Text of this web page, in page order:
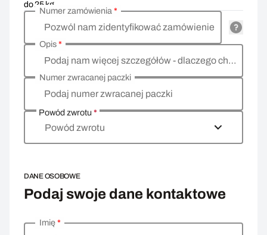
do 25 kg
Pozwól nam zidentyfikować zamówienie
Numer zamówienia*
Podaj nam więcej szczegółów - dlaczego chcesz zwrócić towar, co jest powodem?
Opis*
Podaj numer zwracanej paczki
Numer zwracanej paczki
Powód zwrotu*
Powód zwrotu
DANE OSOBOWE
Podaj swoje dane kontaktowe
Wprowadź swoje dane osobowe
Imię*